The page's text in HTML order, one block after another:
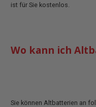
ist für Sie kostenlos.
Wo kann ich
Sie können Altbatterien an